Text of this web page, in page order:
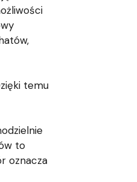
temu
to
oznacza